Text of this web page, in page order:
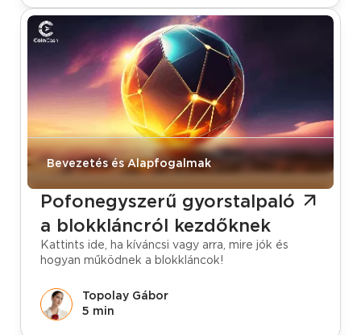
Bevezetés és Alapfogalmak
Pofonegyszerű gyorstalpaló
a blokkláncról kezdőknek
Kattints ide, ha kíváncsi vagy arra, mire jók és
hogyan működnek a blokkláncok!
Topolay Gábor
5 min